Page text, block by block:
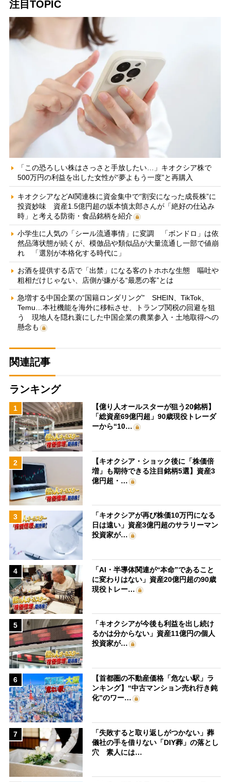
注目TOPIC
「この恐ろしい株はさっさと手放したい…」キオクシア株で
500万円の利益を出した女性が“夢よもう一度”と再購入
キオクシアなどAI関連株に資金集中で“割安になった成長株”に
投資妙味 資産1.5億円超の坂本慎太郎さんが「絶好の仕込み
時」と考える防衛・食品銘柄を紹介
小学生に人気の「シール流通事情」に変調 「ボンドロ」は依
然品薄状態が続くが、模倣品や類似品が大量流通し一部で値崩
れ 「選別が本格化する時代に」
お酒を提供する店で「出禁」になる客のトホホな生態 嘔吐や
粗相だけじゃない、店側が嫌がる“最悪の客”とは
急増する中国企業の“国籍ロンダリング” SHEIN、TikTok、
Temu…本社機能を海外に移転させ、トランプ関税の回避を狙
う 現地人を隠れ蓑にした中国企業の農業参入・土地取得への
懸念も
関連記事
ランキング
1
【億り人オールスターが狙う20銘柄】
「総資産69億円超」90歳現役トレーダ
ーから“10…
2
【キオクシア・ショック後に「株価倍
増」も期待できる注目銘柄5選】資産3
億円超・…
3
「キオクシアが再び株価10万円になる
日は遠い」資産3億円超のサラリーマン
投資家が…
4
「AI・半導体関連が“本命”であること
に変わりはない」資産20億円超の90歳
現役トレー…
5
「キオクシアが今後も利益を出し続け
るかは分からない」資産11億円の個人
投資家が…
6
【首都圏の不動産価格「危ない駅」ラ
ンキング】“中古マンション売れ行き鈍
化”のワー…
7
「失敗すると取り返しがつかない」葬
儀社の手を借りない「DIY葬」の落とし
穴 素人には…